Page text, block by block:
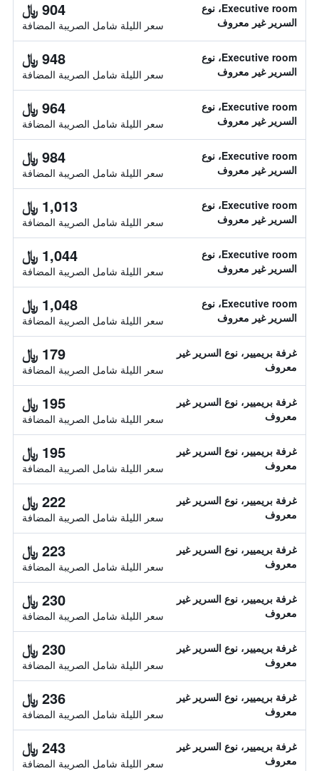
Executive room، نوع
السرير غير معروف
904 ﷼
سعر الليلة شامل الصريبة المضافة
Executive room، نوع
السرير غير معروف
948 ﷼
سعر الليلة شامل الصريبة المضافة
Executive room، نوع
السرير غير معروف
964 ﷼
سعر الليلة شامل الصريبة المضافة
Executive room، نوع
السرير غير معروف
984 ﷼
سعر الليلة شامل الصريبة المضافة
Executive room، نوع
السرير غير معروف
1,013 ﷼
سعر الليلة شامل الصريبة المضافة
Executive room، نوع
السرير غير معروف
1,044 ﷼
سعر الليلة شامل الصريبة المضافة
Executive room، نوع
السرير غير معروف
1,048 ﷼
سعر الليلة شامل الصريبة المضافة
غرفة بريميير، نوع السرير غير
معروف
179 ﷼
سعر الليلة شامل الصريبة المضافة
غرفة بريميير، نوع السرير غير
معروف
195 ﷼
سعر الليلة شامل الصريبة المضافة
غرفة بريميير، نوع السرير غير
معروف
195 ﷼
سعر الليلة شامل الصريبة المضافة
غرفة بريميير، نوع السرير غير
معروف
222 ﷼
سعر الليلة شامل الصريبة المضافة
غرفة بريميير، نوع السرير غير
معروف
223 ﷼
سعر الليلة شامل الصريبة المضافة
غرفة بريميير، نوع السرير غير
معروف
230 ﷼
سعر الليلة شامل الصريبة المضافة
غرفة بريميير، نوع السرير غير
معروف
230 ﷼
سعر الليلة شامل الصريبة المضافة
غرفة بريميير، نوع السرير غير
معروف
236 ﷼
سعر الليلة شامل الصريبة المضافة
غرفة بريميير، نوع السرير غير
معروف
243 ﷼
سعر الليلة شامل الصريبة المضافة